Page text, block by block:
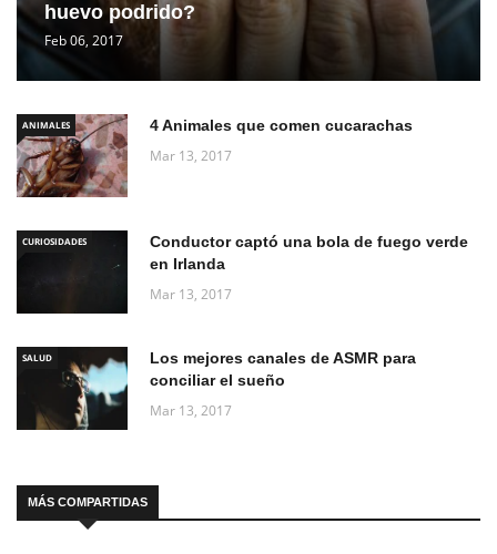
huevo podrido?
Feb 06, 2017
ANIMALES 4 Animales que comen cucarachas
Mar 13, 2017
CURIOSIDADES
Conductor captó una bola de fuego verde
en Irlanda
Mar 13, 2017
SALUD
Los mejores canales de ASMR para
conciliar el sueño
Mar 13, 2017
MÁS COMPARTIDAS